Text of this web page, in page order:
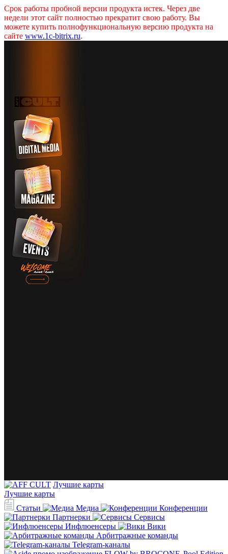
Срок работы пробной версии продукта истек. Через две
недели этот сайт полностью прекратит свою работу. Вы
можете купить полнофункциональную версию продукта на
сайте www.1c-bitrix.ru.
Лучшие карты
Лучшие карты
Статьи
Медиа
Конференции
Партнерки
Сервисы
Инфлюенсеры
Вики
Арбитражные команды
Telegram-каналы